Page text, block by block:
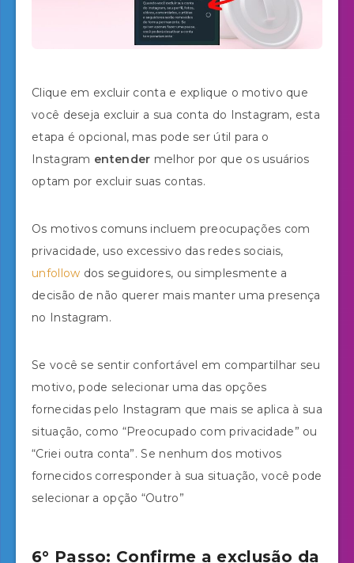
Clique em excluir conta e explique o motivo que
você deseja excluir a sua conta do Instagram, esta
etapa é opcional, mas pode ser útil para o
Instagram entender melhor por que os usuários
optam por excluir suas contas.
Os motivos comuns incluem preocupações com
privacidade, uso excessivo das redes sociais,
unfollow dos seguidores, ou simplesmente a
decisão de não querer mais manter uma presença
no Instagram.
Se você se sentir confortável em compartilhar seu
motivo, pode selecionar uma das opções
fornecidas pelo Instagram que mais se aplica à sua
situação, como “Preocupado com privacidade” ou
“Criei outra conta”. Se nenhum dos motivos
fornecidos corresponder à sua situação, você pode
selecionar a opção “Outro”
6° Passo: Confirme a exclusão da